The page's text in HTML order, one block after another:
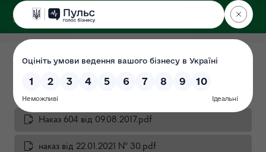
ДЕРЖЕКОІНСПЕКЦІЯ
у Сумській області
Службова інформація
Наказ 604 від 09.08.2017.pdf
наказ від 22.01.2021 № 30.pdf